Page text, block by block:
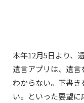
本年12月5日より、
遺言アプリは、遺
わからない。下書
い。といった要望